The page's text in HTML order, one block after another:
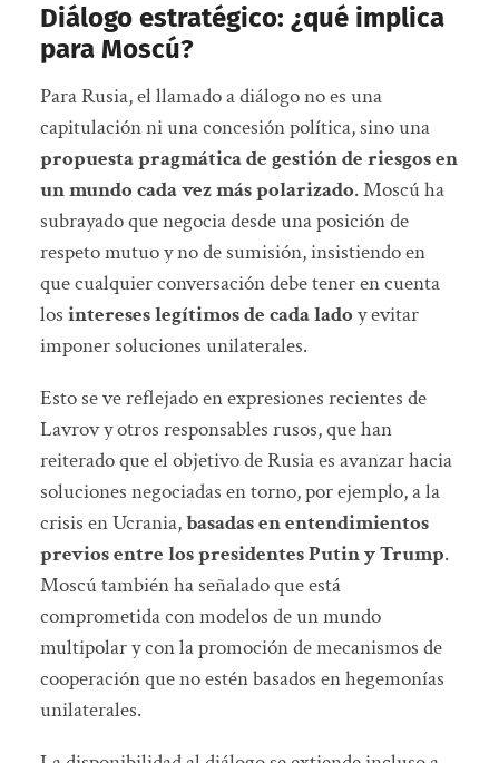
Diálogo estratégico: ¿qué implica
para Moscú?
Para Rusia, el llamado a diálogo no es una
capitulación ni una concesión política, sino una
propuesta pragmática de gestión de riesgos en
un mundo cada vez más polarizado. Moscú ha
subrayado que negocia desde una posición de
respeto mutuo y no de sumisión, insistiendo en
que cualquier conversación debe tener en cuenta
los intereses legítimos de cada ladoy evitar
imponer soluciones unilaterales.
Esto se ve reflejado en expresiones recientes de
Lavrov y otros responsables rusos, que han
reiterado que el objetivo de Rusia es avanzar hacia
soluciones negociadas en torno, por ejemplo, a la
crisis en Ucrania,basadas en entendimientos
previos entre los presidentes Putin y Trump.
Moscú también ha señalado que está
comprometida con modelos de un mundo
multipolar y con la promoción de mecanismos de
cooperación que no estén basados en hegemonías
unilaterales.